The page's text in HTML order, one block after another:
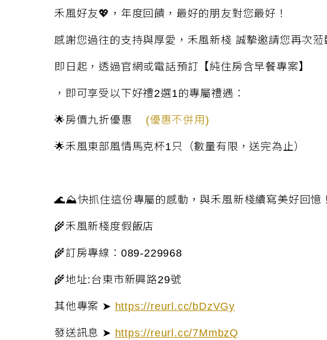
禾風好友💖 ，年度回饋，最好的朋友對您最好！
感謝您過往的支持與厚愛，禾風新棧 誠摯邀請您再次蒞
即日起，透過官網或電話預訂【純住房含早餐專案】
，即可享受以下好禮2選1的專屬禮遇：
🌟房價九折優惠 (優惠不併用)
🌟禾風東部風情馬克杯1只（數量有限，送完為止）
🌊⛰️快抓住這份專屬的感動，與禾風新棧續寫美好回憶！
🌾禾風新棧度假飯店
🌾訂房專線： 089-229968
🌾地址: 台東市新興路29號
其他專案 ➤ https://reurl.cc/bDzVGy
發送訊息 ➤ https://reurl.cc/7MmbzQ